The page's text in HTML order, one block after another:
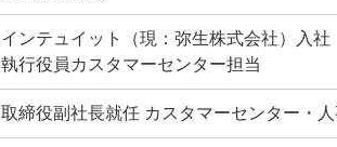
インテュイット（現：弥生株式会社）入社
執行役員カスタマーセンター担当
取締役副社長就任 カスタマーセンター・